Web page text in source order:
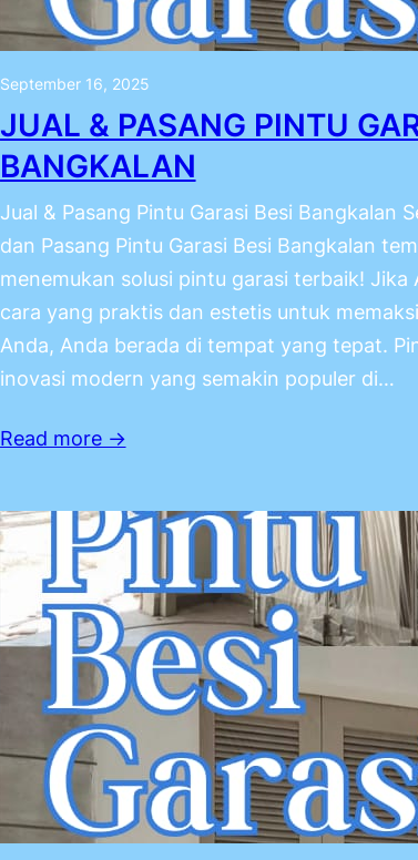
September 16, 2025
JUAL & PASANG PINTU
BANGKALAN
Jual & Pasang Pintu Garasi Besi Bangkalan
dan Pasang Pintu Garasi Besi Bangkalan
menemukan solusi pintu garasi terbaik! Jika
cara yang praktis dan estetis untuk
Anda, Anda berada di tempat yang tepat.
inovasi modern yang semakin populer di…
Read more →